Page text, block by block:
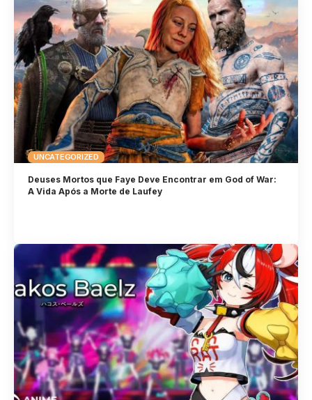
UNCATEGORIZED
Deuses Mortos que Faye Deve Encontrar em God of War:
A Vida Após a Morte de Laufey